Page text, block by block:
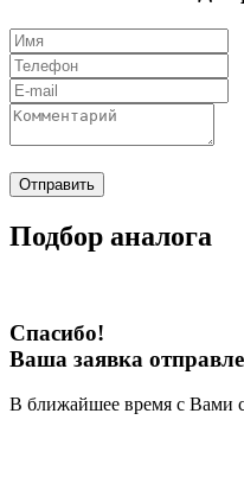
Отправить
Подбор аналога
Спасибо!
Ваша заявка
В ближайшее время с Вами